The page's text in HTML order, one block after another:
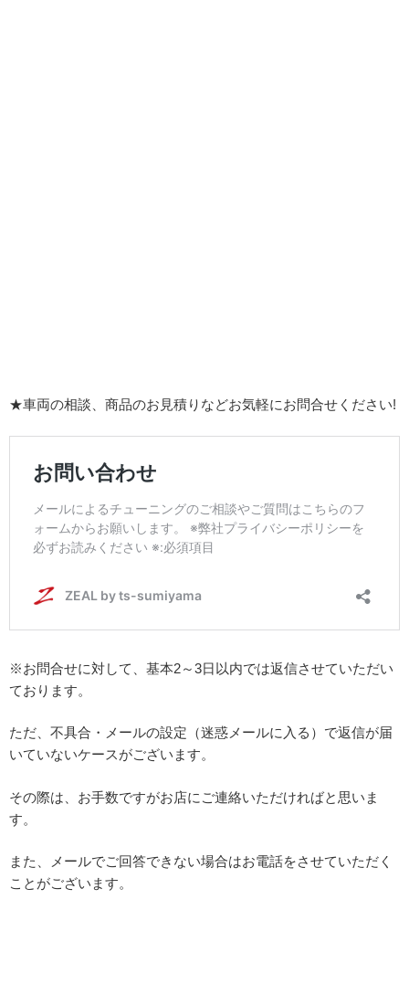
★車両の相談、商品のお見積りなどお気軽にお問合せください!
※お問合せに対して、基本2～3日以内では返信させていただい
ております。
ただ、不具合・メールの設定（迷惑メールに入る）で返信が届
いていないケースがございます。
その際は、お手数ですがお店にご連絡いただければと思いま
す。
また、メールでご回答できない場合はお電話をさせていただく
ことがございます。